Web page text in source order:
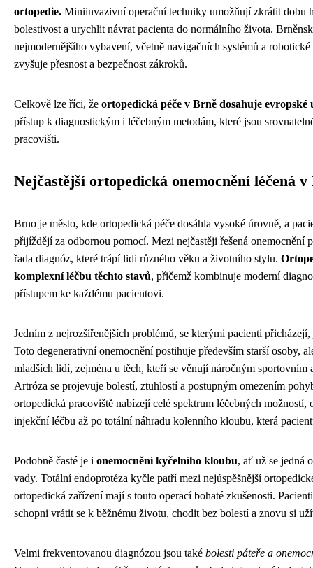
ortopedie. Miniinvazivní operační techniky umožňují zkrátit dobu
bolestivost a urychlit návrat pacienta do normálního života.
nejmodernějšího vybavení, včetně navigačních systémů a
zvyšuje přesnost a bezpečnost zákroků.
Celkově lze říci, že ortopedická péče v Brně dosahuje evropské
přístup k diagnostickým i léčebným metodám, které jsou
pracovišti.
Nejčastější ortopedická onemocnění léčená v
Brno je město, kde ortopedická péče dosáhla vysoké úrovně, a
přijíždějí za odbornou pomocí. Mezi nejčastěji řešená onemocnění
řada diagnóz, které trápí lidi různého věku a životního stylu.
komplexní léčbu těchto stavů, přičemž kombinuje moderní
přístupem ke každému pacientovi.
Jedním z nejrozšířenějších problémů, se kterými pacienti
Toto degenerativní onemocnění postihuje především starší osoby,
mladších lidí, zejména u těch, kteří se věnují náročným sportovním
Artróza se projevuje bolestí, ztuhlostí a postupným omezením
ortopedická pracoviště nabízejí celé spektrum léčebných možností,
injekční léčbu až po totální náhradu kolenního kloubu, která
Podobně časté je i onemocnění kyčelního kloubu, ať už se jedná
vady. Totální endoprotéza kyčle patří mezi nejúspěšnější
ortopedická zařízení mají s touto operací bohaté zkušenosti.
schopni vrátit se k běžnému životu, chodit bez bolestí a znovu si
Velmi frekventovanou diagnózou jsou také bolesti páteře a